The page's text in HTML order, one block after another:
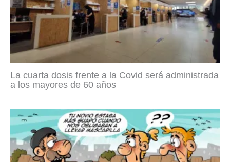
La cuarta dosis frente a la Covid será administrada
a los mayores de 60 años